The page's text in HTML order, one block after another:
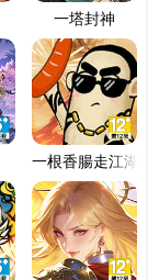
一塔封神
一根香腸走江湖